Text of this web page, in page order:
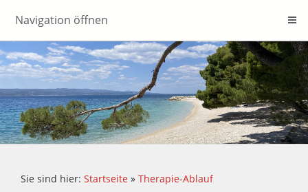
Navigation öffnen
Sie sind hier: Startseite » Therapie-Ablauf